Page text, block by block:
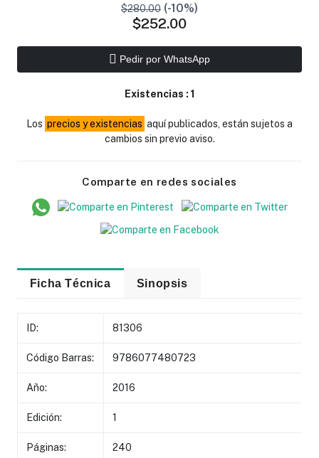
$280.00 (-10%)
$252.00
Pedir por WhatsApp
Existencias : 1
Los precios y existencias aquí publicados, están sujetos a
cambios sin previo aviso.
Comparte en redes sociales
Ficha Técnica Sinopsis
ID: 81306
Código Barras: 9786077480723
Año: 2016
Edición: 1
Páginas: 240